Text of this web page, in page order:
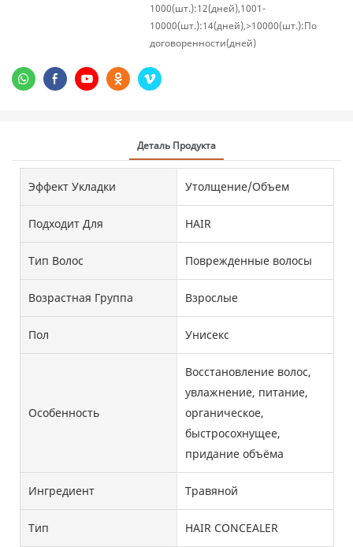
1000(шт.):12(дней),1001-
10000(шт.):14(дней),>10000(шт.):По
договоренности(дней)
Деталь Продукта
Эффект Укладки Утолщение/Объем
Подходит Для HAIR
Тип Волос Поврежденные волосы
Возрастная Группа Взрослые
Пол Унисекс
Особенность
Восстановление волос,
увлажнение, питание,
органическое,
быстросохнущее,
придание объёма
Ингредиент Травяной
Тип HAIR CONCEALER